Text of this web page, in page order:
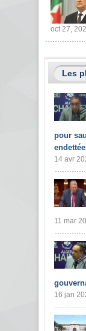
oct 27,
Les
pour
14 avr
11 mar
16 jan